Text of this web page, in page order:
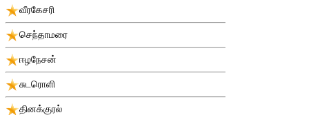
வீரகேசரி
செந்தாமரை
ஈழநேசன்
சுடரொளி
தினக்குரல்